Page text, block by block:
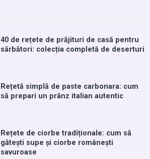
40 de rețete de prăjituri de casă pentru
sărbători: colecția completă de deserturi
Rețetă simplă de paste carbonara: cum
să prepari un prânz italian autentic
Rețete de ciorbe tradiționale: cum să
gătești supe și ciorbe românești
savuroase